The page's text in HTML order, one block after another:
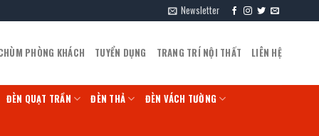
Newsletter
PHÒNG KHÁCH TUYỂN DỤNG TRANG TRÍ NỘI THẤT LIÊN HỆ
ĐÈN QUẠT TRẦN ĐÈN THẢ ĐÈN VÁCH TƯỜNG